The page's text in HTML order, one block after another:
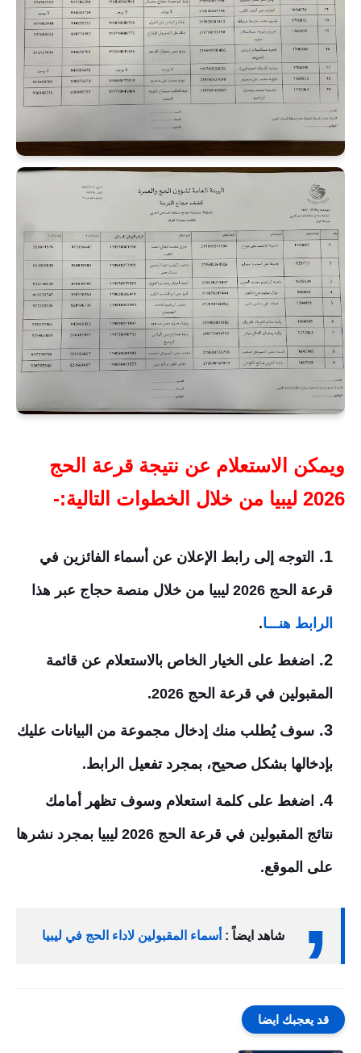
ويمكن الاستعلام عن نتيجة قرعة الحج
2026 ليبيا من خلال الخطوات التالية:-
التوجه إلى رابط الإعلان عن أسماء الفائزين في
قرعة الحج 2026 ليبيا من خلال منصة حجاج عبر هذا
الرابط هنـــا.
اضغط على الخيار الخاص بالاستعلام عن قائمة
المقبولين في قرعة الحج 2026.
سوف يُطلب منك إدخال مجموعة من البيانات عليك
بإدخالها بشكل صحيح، بمجرد تفعيل الرابط.
اضغط على كلمة استعلام وسوف تظهر أمامك
نتائج المقبولين في قرعة الحج 2026 ليبيا بمجرد نشرها
على الموقع.
شاهد ايضاً : أسماء المقبولين لاداء الحج في ليبيا
قد يعجبك ايضا